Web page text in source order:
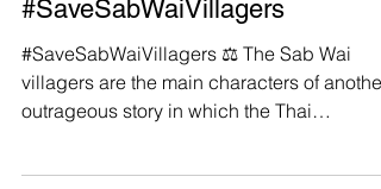
Manushya Foundation
How Manushya seeks Justice to
#SaveSabWaiVillagers